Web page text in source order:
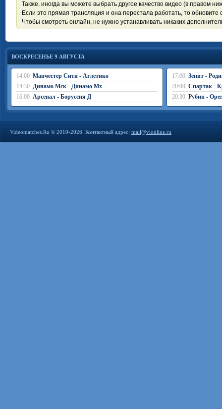
Также, иногда вы можете выбрать другое качество видео (в правом
Если это прямая трансляция и она перестала работать, то обновите
Чтобы смотреть онлайн, не нужно устанавливать никаких
ВОСКРЕСЕНЬЕ 9 АВГУСТА
14:00 Манчестер Сити - Атлетико
14:30 Динамо Мск - Динамо Мх
16:00 Арсенал - Боруссия Д
17:00 Зенит -
20:00 Спартак -
20:30 Рубин -
Videomatches.Ru © 2010-2026. Контактный адрес: mail@vionline.ru